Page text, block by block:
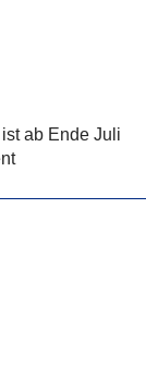
ab Ende Juli